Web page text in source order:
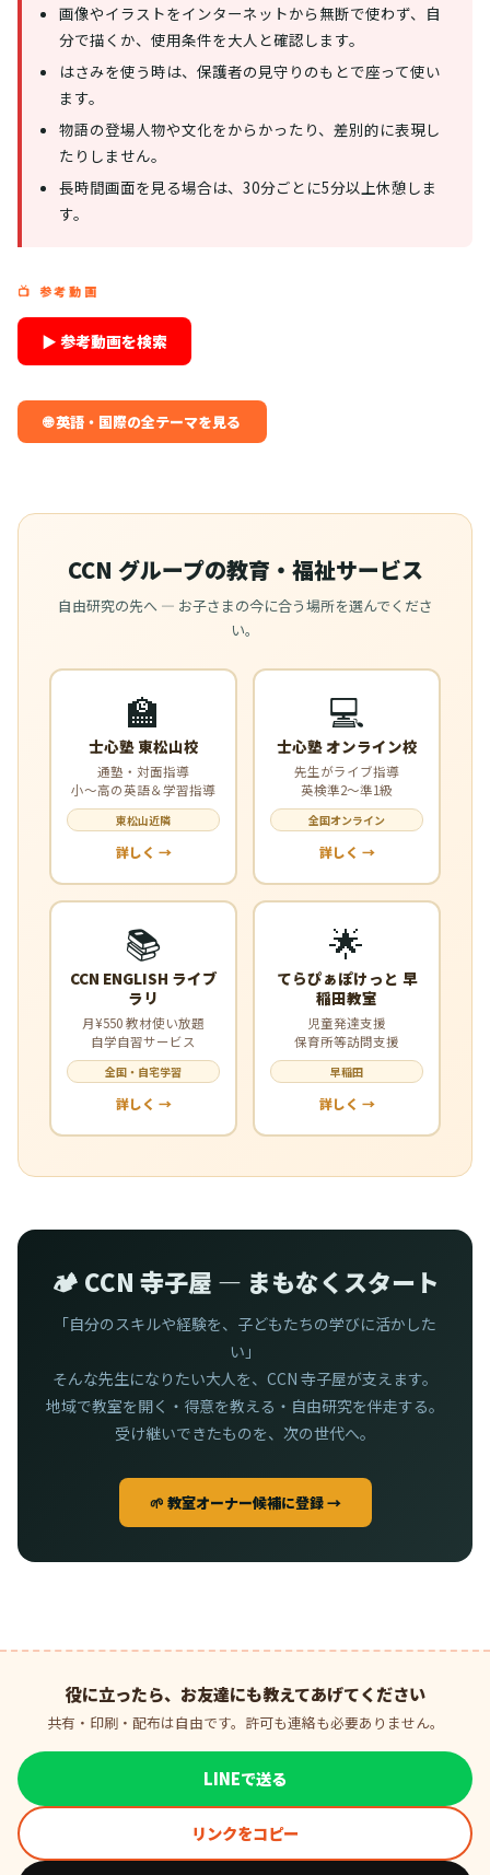
画像やイラストをインターネットから無断で使わず、自
分で描くか、使用条件を大人と確認します。
はさみを使う時は、保護者の見守りのもとで座って使い
ます。
物語の登場人物や文化をからかったり、差別的に表現し
たりしません。
長時間画面を見る場合は、30分ごとに5分以上休憩しま
す。
📺 参考動画
▶ 参考動画を検索
🌐 英語・国際の全テーマを見る
CCN グループの教育・福祉サービス
自由研究の先へ — お子さまの今に合う場所を選んでくださ
い。
🏫
士心塾 東松山校
通塾・対面指導
小〜高の英語＆学習指導
東松山近隣
詳しく →
💻
士心塾 オンライン校
先生がライブ指導
英検準2〜準1級
全国オンライン
詳しく →
📚
CCN ENGLISH ライブ
ラリ
月¥550 教材使い放題
自学自習サービス
全国・自宅学習
詳しく →
🌟
てらぴぁぽけっと 早
稲田教室
児童発達支援
保育所等訪問支援
早稲田
詳しく →
🏕️ CCN 寺子屋 — まもなくスタート
「自分のスキルや経験を、子どもたちの学びに活かした
い」
そんな先生になりたい大人を、CCN 寺子屋が支えます。
地域で教室を開く・得意を教える・自由研究を伴走する。
受け継いできたものを、次の世代へ。
🌱 教室オーナー候補に登録 →
役に立ったら、お友達にも教えてあげてください
共有・印刷・配布は自由です。許可も連絡も必要ありません。
LINEで送る
リンクをコピー